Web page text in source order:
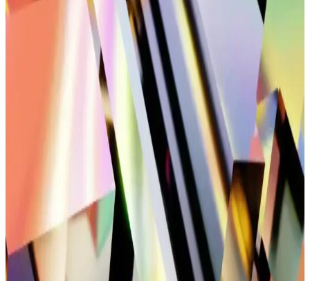
U.S. Polo Assn. Jojo Sneakers Günlük Şıklık ve
Konfor Sunan Modern Tasarım Spor Ayakkabısı
U.S. Polo Assn. Jojo sneakers, şık tasarımı, dayanıklı malzemeleri
ve ergonomik yapısıyla günlük ve spor aktivitelerinde rahatlık
sağlar, çeşitli tarzlara uyum gösterir.
Erkek Günlük Kullanım İçin Konforlu ve Sık Tercih
Edilen Ayakkabı Modelleri
Erkekler için konforlu ve sık kullanılan ayakkabılar, malzeme,
tasarım ve kullanım alanlarına göre seçilir, ayak sağlığını korur ve
günlük hareketleri destekler.
Siyah Tel Toka Modelleri Güncel Trendler ve
Kullanım Özellikleri
Siyah tel toka modelleri, dayanıklı ve şık tasarımlarıyla saçlara zarar
vermeden uyum sağlar. Günlük ve özel günlerde kullanıma uygun
çeşitli modellerle tarzınızı tamamlayın.